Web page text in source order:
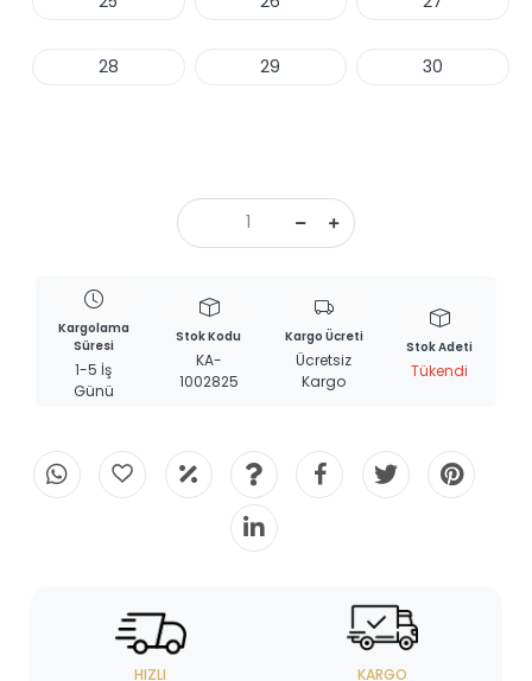
28 29 30
Kargolama
Süresi
1-5 İş
Günü
Stok Kodu
KA-
1002825
Kargo Ücreti
Ücretsiz
Kargo
Stok Adeti
Tükendi
HIZLI
KARGO